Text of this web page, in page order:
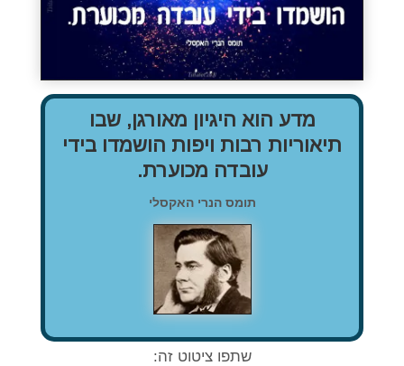
מדע הוא היגיון מאורגן, שבו
תיאוריות רבות ויפות הושמדו בידי
עובדה מכוערת.
תומס הנרי האקסלי
שתפו ציטוט זה: